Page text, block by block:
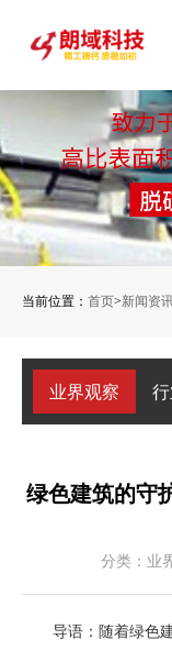
当前位置： 首页>新闻资
业界观察
绿色建筑的守
分类：业
导语：随着绿色